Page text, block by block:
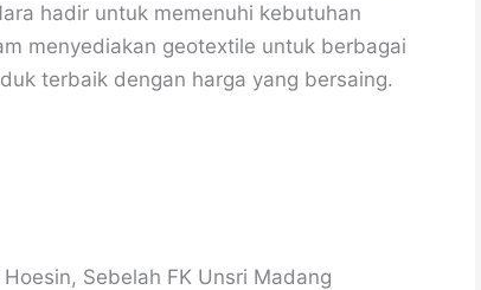
hadir untuk memenuhi kebutuhan
menyediakan geotextile untuk berbagai
terbaik dengan harga yang bersaing.
Sebelah FK Unsri Madang